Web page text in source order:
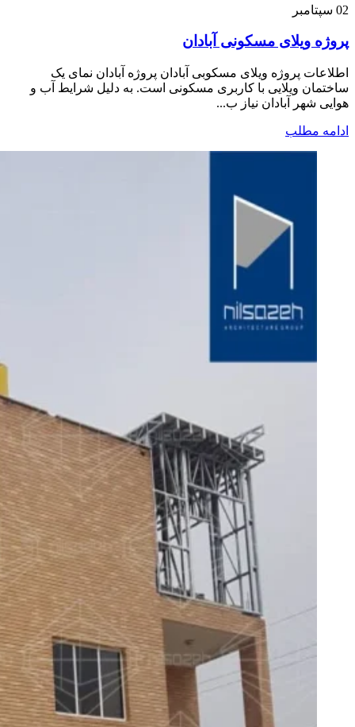
02 سپتامبر
پروژه ویلای مسکونی آبادان
اطلاعات پروژه ویلای مسکوبی آبادان پروژه آبادان نمای یک
ساختمان ویلایی با کاربری مسکونی است. به دلیل شرایط آب و
هوایی شهر آبادان نیاز ب...
ادامه مطلب